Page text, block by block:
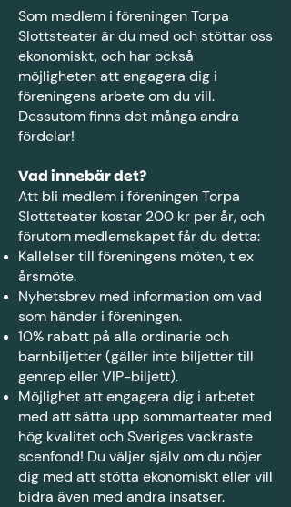
Som medlem i föreningen Torpa
Slottsteater är du med och stöttar oss
ekonomiskt, och har också
möjligheten att engagera dig i
föreningens arbete om du vill.
Dessutom finns det många andra
fördelar!
Vad innebär det?
Att bli medlem i föreningen Torpa
Slottsteater kostar 200 kr per år, och
förutom medlemskapet får du detta:
Kallelser till föreningens möten, t ex
årsmöte.
Nyhetsbrev med information om vad
som händer i föreningen.
10% rabatt på alla ordinarie och
barnbiljetter (gäller inte biljetter till
genrep eller VIP-biljett).
Möjlighet att engagera dig i arbetet
med att sätta upp sommarteater med
hög kvalitet och Sveriges vackraste
scenfond! Du väljer själv om du nöjer
dig med att stötta ekonomiskt eller vill
bidra även med andra insatser.